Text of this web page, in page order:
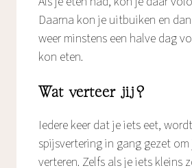
Daarna kon je uitbuiken en
weer minstens een halve dag
kon eten.
Wat verteer jij?
Iedere keer dat je iets eet,
spijsvertering in gang gezet
verteren. Zelfs als je iets kleins